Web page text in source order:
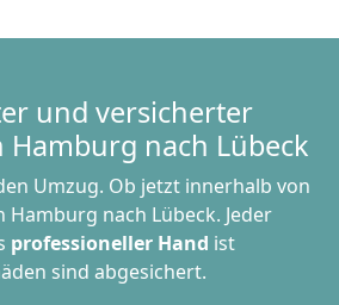
und versicherter
Hamburg nach Lübeck
Umzug. Ob jetzt innerhalb von
nach Lübeck. Jeder
professioneller Hand ist
sind abgesichert.